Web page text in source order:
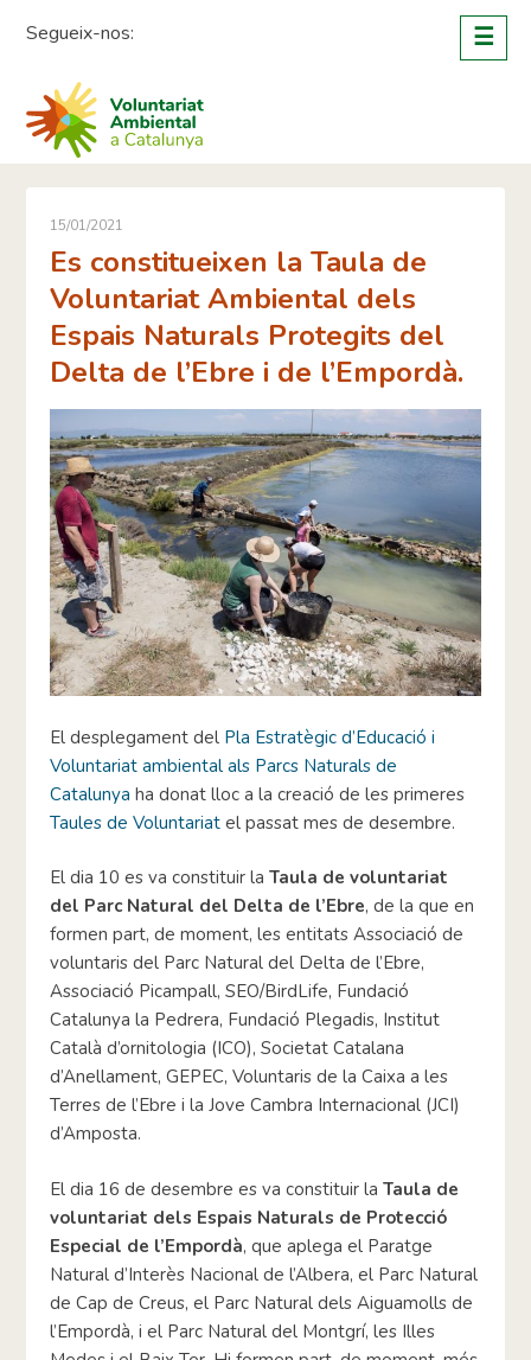
Segueix-nos: ☰
15/01/2021
Es constitueixen la Taula de
Voluntariat Ambiental dels
Espais Naturals Protegits del
Delta de l’Ebre i de l’Empordà.
El desplegament del Pla Estratègic d’Educació i
Voluntariat ambiental als Parcs Naturals de
Catalunya ha donat lloc a la creació de les primeres
Taules de Voluntariat el passat mes de desembre.
El dia 10 es va constituir laTaula de voluntariat
del Parc Natural del Delta de l’Ebre, de la que en
formen part, de moment, les entitats Associació de
voluntaris del Parc Natural del Delta de l’Ebre,
Associació Picampall, SEO/BirdLife, Fundació
Catalunya la Pedrera, Fundació Plegadis, Institut
Català d’ornitologia (ICO), Societat Catalana
d’Anellament, GEPEC, Voluntaris de la Caixa a les
Terres de l’Ebre i la Jove Cambra Internacional (JCI)
d’Amposta.
El dia 16 de desembre es va constituir la Taula de
voluntariat dels Espais Naturals de Protecció
Especial de l’Empordà, que aplega el Paratge
Natural d’Interès Nacional de l’Albera, el Parc Natural
de Cap de Creus, el Parc Natural dels Aiguamolls de
l’Empordà, i el Parc Natural del Montgrí, les Illes